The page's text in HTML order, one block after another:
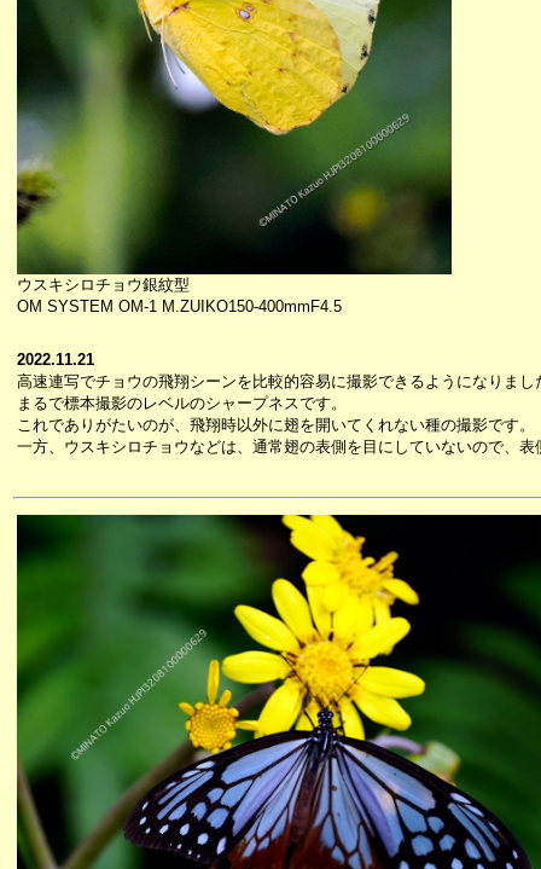
ウスキシロチョウ銀紋型
OM SYSTEM OM-1 M.ZUIKO150-400mmF4.5
2022.11.21
高速連写でチョウの飛翔シーンを比較的容易に撮影できるようになりまし
まるで標本撮影のレベルのシャープネスです。
これでありがたいのが、飛翔時以外に翅を開いてくれない種の撮影です。
一方、ウスキシロチョウなどは、通常翅の表側を目にしていないので、